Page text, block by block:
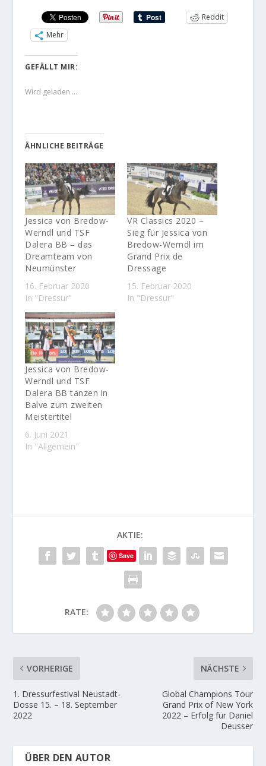
Reddit
Mehr
GEFÄLLT MIR:
Wird geladen …
ÄHNLICHE BEITRÄGE
Jessica von Bredow-
Werndl und TSF
Dalera BB – das
Dreamteam von
Neumünster
16. Februar 2020
In "Dressur"
VR Classics 2020 –
Sieg für Jessica von
Bredow-Werndl im
Grand Prix de
Dressage
15. Februar 2020
In "Dressur"
Jessica von Bredow-
Werndl und TSF
Dalera BB tanzen in
Balve zum zweiten
Meistertitel
6. Juni 2021
In "Allgemein"
AKTIE:
Save
RATE:
VORHERIGE
1. Dressurfestival Neustadt-
Dosse 15. – 18. September
2022
NÄCHSTE
Global Champions Tour
Grand Prix of New York
2022 – Erfolg für Daniel
Deusser
ÜBER DEN AUTOR